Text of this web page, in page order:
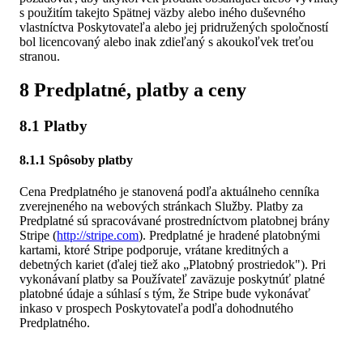
s použitím takejto Spätnej väzby alebo iného duševného
vlastníctva Poskytovateľa alebo jej pridružených spoločností
bol licencovaný alebo inak zdieľaný s akoukoľvek treťou
stranou.
8 Predplatné, platby a ceny
8.1 Platby
8.1.1 Spôsoby platby
Cena Predplatného je stanovená podľa aktuálneho cenníka
zverejneného na webových stránkach Služby. Platby za
Predplatné sú spracovávané prostredníctvom platobnej brány
Stripe (http://stripe.com). Predplatné je hradené platobnými
kartami, ktoré Stripe podporuje, vrátane kreditných a
debetných kariet (ďalej tiež ako „Platobný prostriedok"). Pri
vykonávaní platby sa Používateľ zaväzuje poskytnúť platné
platobné údaje a súhlasí s tým, že Stripe bude vykonávať
inkaso v prospech Poskytovateľa podľa dohodnutého
Predplatného.